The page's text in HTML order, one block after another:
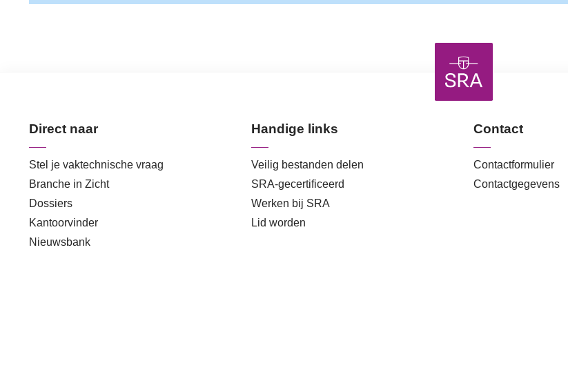
Direct naar
Stel je vaktechnische vraag
Branche in Zicht
Dossiers
Kantoorvinder
Nieuwsbank
Handige links
Veilig bestanden delen
SRA-gecertificeerd
Werken bij SRA
Lid worden
Contact
Contactformulier
Contactgegevens